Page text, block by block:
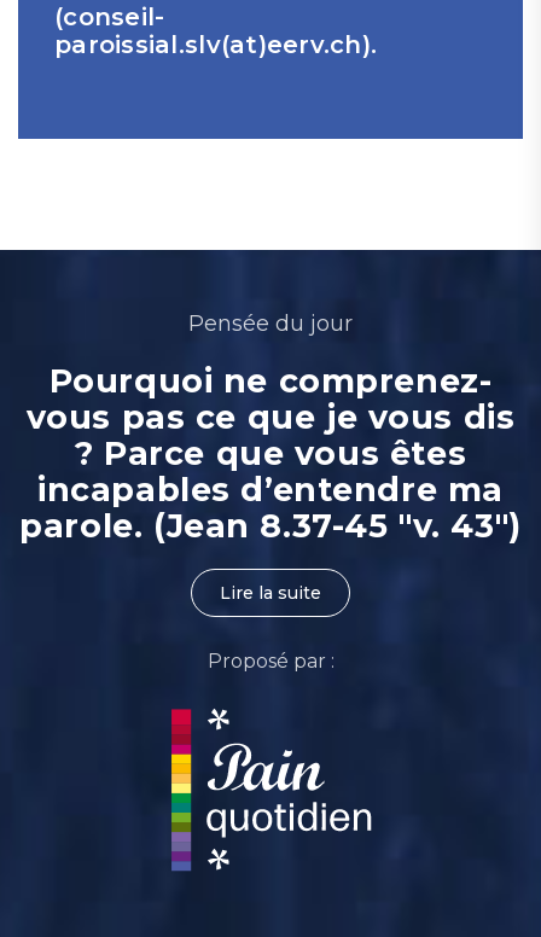
(conseil-
paroissial.slv(at)eerv.ch).
Pensée du jour
Pourquoi ne comprenez-
vous pas ce que je vous dis
? Parce que vous êtes
incapables d’entendre ma
parole. (Jean 8.37-45 "v. 43")
Lire la suite
Proposé par :